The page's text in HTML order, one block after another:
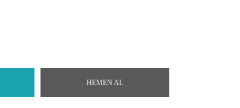
HEMEN AL